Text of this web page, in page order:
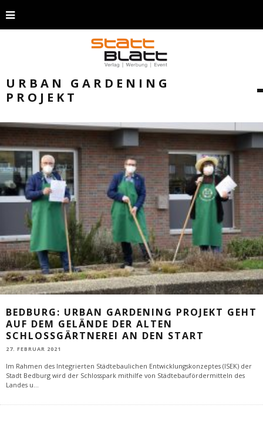
URBAN GARDENING
PROJEKT
BEDBURG: URBAN GARDENING PROJEKT GEHT
AUF DEM GELÄNDE DER ALTEN
SCHLOSSGÄRTNEREI AN DEN START
27. FEBRUAR 2021
Im Rahmen des Integrierten Städtebaulichen Entwicklungskonzeptes (ISEK) der
Stadt Bedburg wird der Schlosspark mithilfe von Städtebaufördermitteln des
Landes u...